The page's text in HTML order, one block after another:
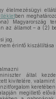
élelmezésügyi
ben
Magyarország
az államot – a (2)
jog,
érintő kiszállítása
által
kivitelére, valamint
keretében
megillető